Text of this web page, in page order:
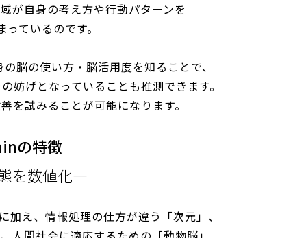
が自身の考え方や行動パターンを
ているのです。
脳の使い方・脳活用度を知ることで、
妨げとなっていることも推測できます。
を試みることが可能になります。
の特徴
を数値化
え、情報処理の仕方が違う「次元」、